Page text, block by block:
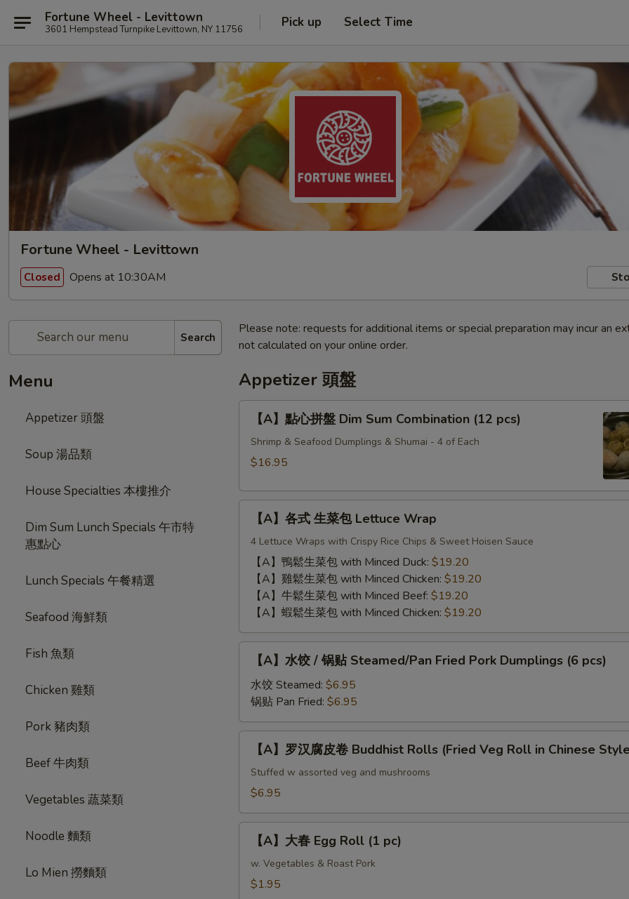
Fortune Wheel - Levittown
3601 Hempstead Turnpike Levittown, NY 11756 Pick up Select Time
Fortune Wheel - Levittown
Closed Opens at 10:30AM
Search
Menu
Appetizer 頭盤
Soup 湯品類
House Specialties 本樓推介
Dim Sum Lunch Specials 午市特
惠點心
Lunch Specials 午餐精選
Seafood 海鮮類
Fish 魚類
Chicken 雞類
Pork 豬肉類
Beef 牛肉類
Vegetables 蔬菜類
Noodle 麵類
Lo Mien 撈麵類
Please note: requests for additional items or special preparation may incur an
not calculated on your online order.
Appetizer 頭盤
【A】
Dim
Sum
Combination
(12
pcs)
【A】點心拼盤 Dim Sum Combination (12 pcs)
Shrimp & Seafood Dumplings & Shumai - 4 of Each
$16.95
【A】
Lettuce
【A】各式 生菜包 Lettuce Wrap
4 Lettuce Wraps with Crispy Rice Chips & Sweet Hoisen Sauce
【A】鴨鬆生菜包 with Minced Duck: $19.20
【A】雞鬆生菜包 with Minced Chicken: $19.20
【A】牛鬆生菜包 with Minced Beef: $19.20
【A】蝦鬆生菜包 with Minced Chicken: $19.20
【A】
锅
贴
Steamed/Pan
Fried
Pork
Dumplings
(6
pcs)
【A】水饺 / 锅贴 Steamed/Pan Fried Pork Dumplings (6 pcs)
水饺 Steamed: $6.95
锅贴 Pan Fried: $6.95
【A】
卷
Buddhist
Rolls
Veg
【A】罗汉腐皮卷 Buddhist Rolls (Fried Veg Roll in Chinese
Stuffed w assorted veg and mushrooms
$6.95
【A】
Egg
【A】大春 Egg Roll (1 pc)
w. Vegetables & Roast Pork
$1.95